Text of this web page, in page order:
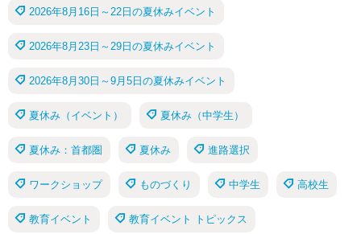
2026年8月16日～22日の夏休みイベント
2026年8月23日～29日の夏休みイベント
2026年8月30日～9月5日の夏休みイベント
夏休み（イベント） 夏休み（中学生）
夏休み：首都圏 夏休み 進路選択
ワークショップ ものづくり 中学生 高校生
教育イベント 教育イベント トピックス